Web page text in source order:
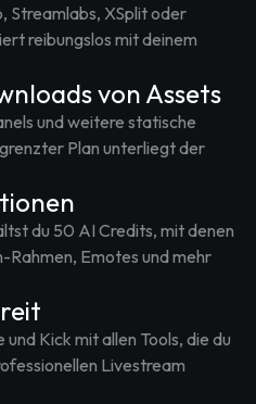
Streamlabs, XSplit oder
reibungslos mit deinem
von Assets
und weitere statische
Plan unterliegt der
du 50 AI Credits, mit denen
Emotes und mehr
Kick mit allen Tools, die du
Livestream